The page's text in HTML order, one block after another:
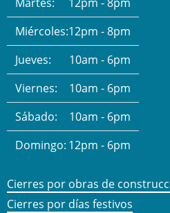
Miércoles:12pm - 8pm
Jueves:
10am - 6pm
Viernes:
10am - 6pm
Sábado:
10am - 6pm
Domingo: 12pm - 6pm
Cierres por obras de
Cierres por días festivos